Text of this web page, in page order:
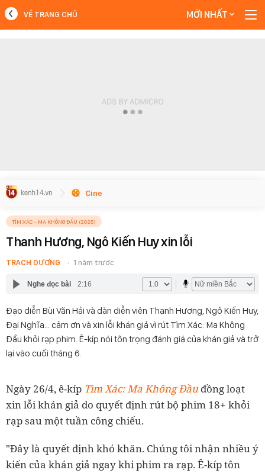
VỀ TRANG CHỦ MỚI NHẤT
Cine
TÌM XÁC - MA KHÔNG ĐẦU (2025)
Thanh Hương, Ngô Kiến Huy xin lỗi
TRẠCH DƯƠNG 1 năm trước
Nghe đọc bài 2:16
Đạo diễn Bùi Văn Hải và dàn diễn viên Thanh Hương, Ngô Kiến Huy,
Đại Nghĩa... cảm ơn và xin lỗi khán giả vì rút Tìm Xác: Ma Không
Đầu khỏi rạp phim. Ê-kíp nói tôn trọng đánh giá của khán giả và trở
lại vào cuối tháng 6.
Ngày 26/4, ê-kíp Tìm Xác: Ma Không Đầu đồng loạt
xin lỗi khán giả do quyết định rút bộ phim 18+ khỏi
rạp sau một tuần công chiếu.
"Đây là quyết định khó khăn. Chúng tôi nhận nhiều ý
kiến của khán giả ngay khi phim ra rạp. Ê-kíp tôn